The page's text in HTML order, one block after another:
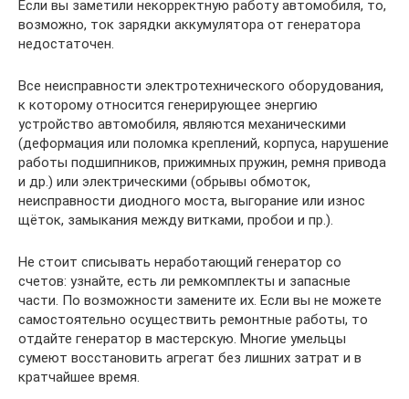
Если вы заметили некорректную работу автомобиля, то,
возможно, ток зарядки аккумулятора от генератора
недостаточен.
Все неисправности электротехнического оборудования,
к которому относится генерирующее энергию
устройство автомобиля, являются механическими
(деформация или поломка креплений, корпуса, нарушение
работы подшипников, прижимных пружин, ремня привода
и др.) или электрическими (обрывы обмоток,
неисправности диодного моста, выгорание или износ
щёток, замыкания между витками, пробои и пр.).
Не стоит списывать неработающий генератор со
счетов: узнайте, есть ли ремкомплекты и запасные
части. По возможности замените их. Если вы не можете
самостоятельно осуществить ремонтные работы, то
отдайте генератор в мастерскую. Многие умельцы
сумеют восстановить агрегат без лишних затрат и в
кратчайшее время.